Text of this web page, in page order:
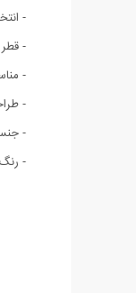
-
- قطر
-
-
-
-